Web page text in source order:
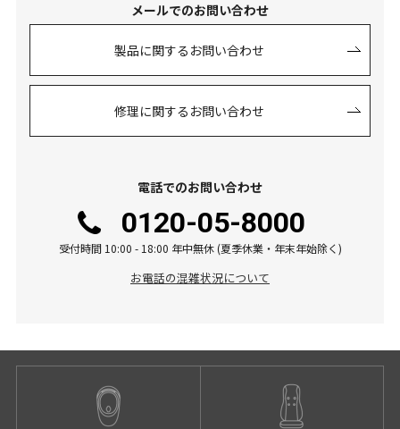
メールでのお問い合わせ
製品に関するお問い合わせ
修理に関するお問い合わせ
電話でのお問い合わせ
0120-05-8000
受付時間 10:00 - 18:00 年中無休 (夏季休業・年末年始除く)
お電話の混雑状況について